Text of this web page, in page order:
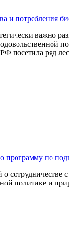
и потребления
важно
посетила ряд
по
политике и